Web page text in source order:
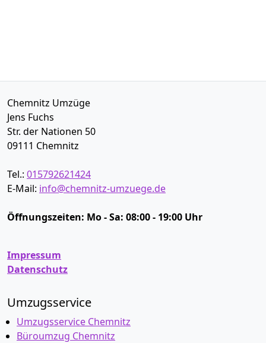
Chemnitz Umzüge
Jens Fuchs
Str. der Nationen 50
09111 Chemnitz
Tel.: 015792621424
E-Mail: info@chemnitz-umzuege.de
Öffnungszeiten: Mo - Sa: 08:00 - 19:00 Uhr
Impressum
Datenschutz
Umzugsservice
Umzugsservice Chemnitz
Büroumzug Chemnitz